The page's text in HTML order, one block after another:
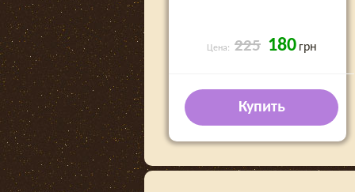
Цена: 225 180 грн
Купить